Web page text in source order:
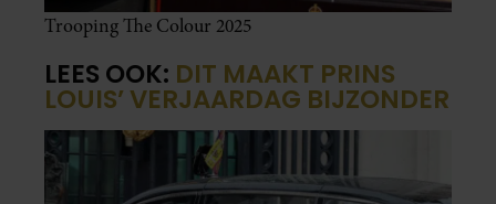
Trooping The Colour 2025
LEES OOK: DIT MAAKT PRINS
LOUIS’ VERJAARDAG BIJZONDER